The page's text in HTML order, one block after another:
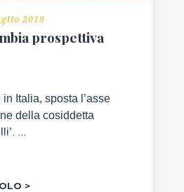
2019
prospettiva
Italia, sposta l’asse
della cosiddetta
...